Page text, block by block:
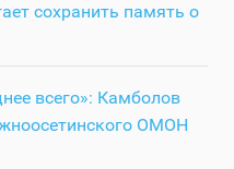
сохранить память о
всего»: Камболов
ОМОН